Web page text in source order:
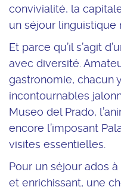
convivialité, la
un séjour
Et parce qu’il s’agit
avec diversité.
gastronomie, chacun
incontournables
Museo del Prado,
encore l’imposant
visites essentielles.
Pour un séjour ados
et enrichissant, une